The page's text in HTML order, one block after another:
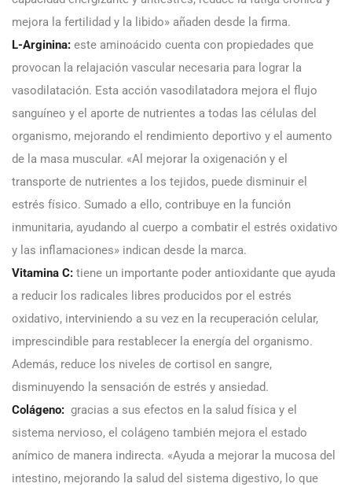
mejora la fertilidad y la libido» añaden desde la firma.
L-Arginina: este aminoácido cuenta con propiedades que
provocan la relajación vascular necesaria para lograr la
vasodilatación. Esta acción vasodilatadora mejora el flujo
sanguíneo y el aporte de nutrientes a todas las células del
organismo, mejorando el rendimiento deportivo y el aumento
de la masa muscular. «Al mejorar la oxigenación y el
transporte de nutrientes a los tejidos, puede disminuir el
estrés físico. Sumado a ello, contribuye en la función
inmunitaria, ayudando al cuerpo a combatir el estrés oxidativo
y las inflamaciones» indican desde la marca.
Vitamina C: tiene un importante poder antioxidante que ayuda
a reducir los radicales libres producidos por el estrés
oxidativo, interviniendo a su vez en la recuperación celular,
imprescindible para restablecer la energía del organismo.
Además, reduce los niveles de cortisol en sangre,
disminuyendo la sensación de estrés y ansiedad.
Colágeno: gracias a sus efectos en la salud física y el
sistema nervioso, el colágeno también mejora el estado
anímico de manera indirecta. «Ayuda a mejorar la mucosa del
intestino, mejorando la salud del sistema digestivo, lo que